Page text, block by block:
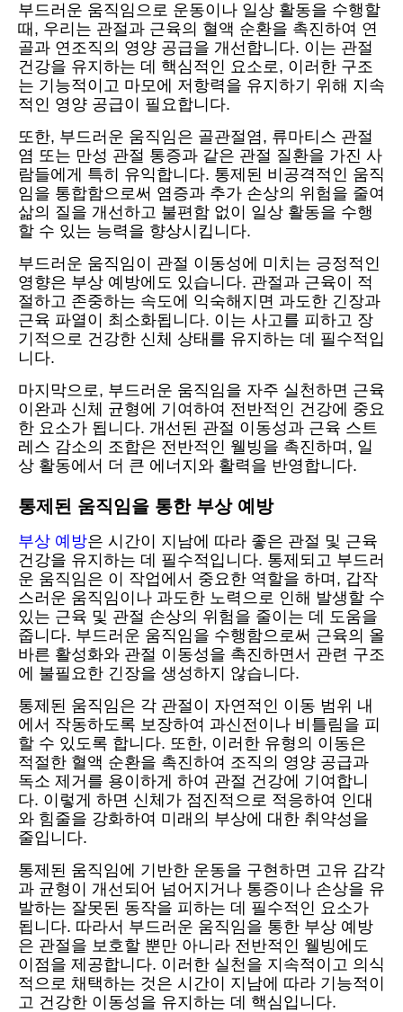
부드러운 움직임으로 운동이나 일상 활동을 수행할
때, 우리는 관절과 근육의 혈액 순환을 촉진하여 연
골과 연조직의 영양 공급을 개선합니다. 이는 관절
건강을 유지하는 데 핵심적인 요소로, 이러한 구조
는 기능적이고 마모에 저항력을 유지하기 위해 지속
적인 영양 공급이 필요합니다.
또한, 부드러운 움직임은 골관절염, 류마티스 관절
염 또는 만성 관절 통증과 같은 관절 질환을 가진 사
람들에게 특히 유익합니다. 통제된 비공격적인 움직
임을 통합함으로써 염증과 추가 손상의 위험을 줄여
삶의 질을 개선하고 불편함 없이 일상 활동을 수행
할 수 있는 능력을 향상시킵니다.
부드러운 움직임이 관절 이동성에 미치는 긍정적인
영향은 부상 예방에도 있습니다. 관절과 근육이 적
절하고 존중하는 속도에 익숙해지면 과도한 긴장과
근육 파열이 최소화됩니다. 이는 사고를 피하고 장
기적으로 건강한 신체 상태를 유지하는 데 필수적입
니다.
마지막으로, 부드러운 움직임을 자주 실천하면 근육
이완과 신체 균형에 기여하여 전반적인 건강에 중요
한 요소가 됩니다. 개선된 관절 이동성과 근육 스트
레스 감소의 조합은 전반적인 웰빙을 촉진하며, 일
상 활동에서 더 큰 에너지와 활력을 반영합니다.
통제된 움직임을 통한 부상 예방
부상 예방은 시간이 지남에 따라 좋은 관절 및 근육
건강을 유지하는 데 필수적입니다. 통제되고 부드러
운 움직임은 이 작업에서 중요한 역할을 하며, 갑작
스러운 움직임이나 과도한 노력으로 인해 발생할 수
있는 근육 및 관절 손상의 위험을 줄이는 데 도움을
줍니다. 부드러운 움직임을 수행함으로써 근육의 올
바른 활성화와 관절 이동성을 촉진하면서 관련 구조
에 불필요한 긴장을 생성하지 않습니다.
통제된 움직임은 각 관절이 자연적인 이동 범위 내
에서 작동하도록 보장하여 과신전이나 비틀림을 피
할 수 있도록 합니다. 또한, 이러한 유형의 이동은
적절한 혈액 순환을 촉진하여 조직의 영양 공급과
독소 제거를 용이하게 하여 관절 건강에 기여합니
다. 이렇게 하면 신체가 점진적으로 적응하여 인대
와 힘줄을 강화하여 미래의 부상에 대한 취약성을
줄입니다.
통제된 움직임에 기반한 운동을 구현하면 고유 감각
과 균형이 개선되어 넘어지거나 통증이나 손상을 유
발하는 잘못된 동작을 피하는 데 필수적인 요소가
됩니다. 따라서 부드러운 움직임을 통한 부상 예방
은 관절을 보호할 뿐만 아니라 전반적인 웰빙에도
이점을 제공합니다. 이러한 실천을 지속적이고 의식
적으로 채택하는 것은 시간이 지남에 따라 기능적이
고 건강한 이동성을 유지하는 데 핵심입니다.